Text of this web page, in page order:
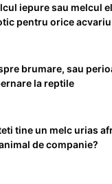
iepure sau melcul
pentru orice
brumare, sau
la reptile
tine un melc urias
de companie?